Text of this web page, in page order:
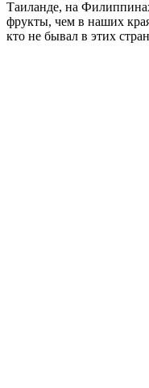
Таиланде, на
фрукты, чем в наших
кто не бывал в этих